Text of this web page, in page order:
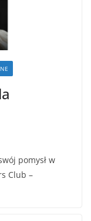
pomysł w
Club –